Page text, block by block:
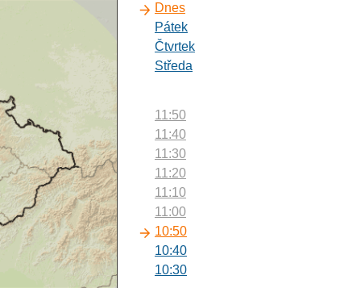
Dnes
Pátek
Čtvrtek
Středa
11:50
11:40
11:30
11:20
11:10
11:00
10:50
10:40
10:30